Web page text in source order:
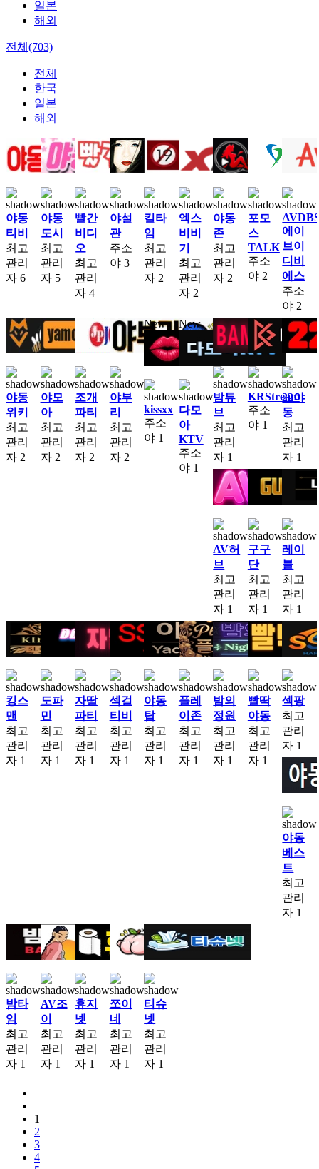
일본
해외
전체(703)
전체
한국
일본
해외
야동
티비
최고
관리
자 6
야동
도시
최고
관리
자 5
빨간
비디
오
최고
관리
자 4
야설
관
주소
야 3
킬타
임
최고
관리
자 2
엑스
비비
기
최고
관리
자 2
야동
존
최고
관리
자 2
포모
스
TALK
주소
야 2
에이
브이
디비
에스
주소
야 2
야동
위키
최고
관리
자 2
야모
아
최고
관리
자 2
조개
파티
최고
관리
자 2
야부
리
최고
관리
자 2
New
kissxx
주소
야 1
New
다모
아
KTV
주소
야 1
밤튜
브
최고
관리
자 1
KRStream
주소
야 1
22야
동
최고
관리
자 1
AV허
브
최고
관리
자 1
구구
단
최고
관리
자 1
레이
블
최고
관리
자 1
킹스
맨
최고
관리
자 1
도파
민
최고
관리
자 1
자딸
파티
최고
관리
자 1
섹걸
티비
최고
관리
자 1
야동
탑
최고
관리
자 1
플레
이존
최고
관리
자 1
밤의
정원
최고
관리
자 1
빨딱
야동
최고
관리
자 1
섹팡
최고
관리
자 1
야동
베스
트
최고
관리
자 1
밤타
임
최고
관리
자 1
AV조
이
최고
관리
자 1
휴지
넷
최고
관리
자 1
쪼이
네
최고
관리
자 1
티슈
넷
최고
관리
자 1
1
2
3
4